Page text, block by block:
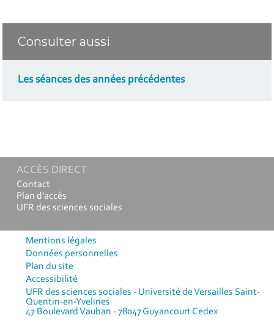
Consulter aussi
Les séances des années précédentes
ACCÈS DIRECT
Contact
Plan d'accès
UFR des sciences sociales
Mentions légales
Données personnelles
Plan du site
Accessibilité
UFR des sciences sociales - Université de Versailles Saint-
Quentin-en-Yvelines
47 Boulevard Vauban - 78047 Guyancourt Cedex